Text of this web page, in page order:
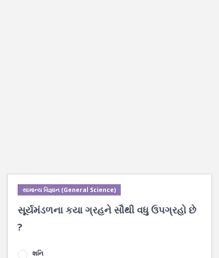
સામાન્ય વિજ્ઞાન (General Science)
સૂર્યમંડળના કયા ગ્રહને સૌથી વધુ ઉપગ્રહો છે
?
શનિ